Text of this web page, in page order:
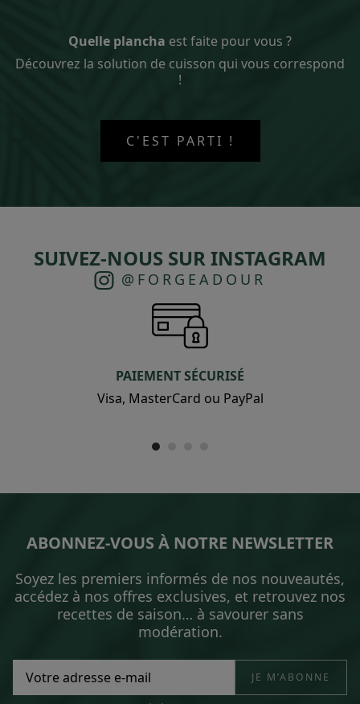
Quelle plancha est faite pour vous ?
Découvrez la solution de cuisson qui vous correspond
!
C'EST PARTI !
SUIVEZ-NOUS SUR INSTAGRAM
@FORGEADOUR
PAIEMENT SÉCURISÉ
Visa, MasterCard ou PayPal
ABONNEZ-VOUS À NOTRE NEWSLETTER
Soyez les premiers informés de nos nouveautés,
accédez à nos offres exclusives, et retrouvez nos
recettes de saison… à savourer sans
modération.